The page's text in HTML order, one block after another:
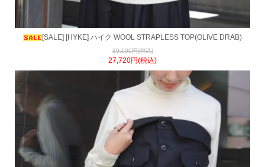
[SALE] [HYKE] ハイク WOOL STRAPLESS TOP(OLIVE DRAB)
39,600円(税込)
27,720円(税込)